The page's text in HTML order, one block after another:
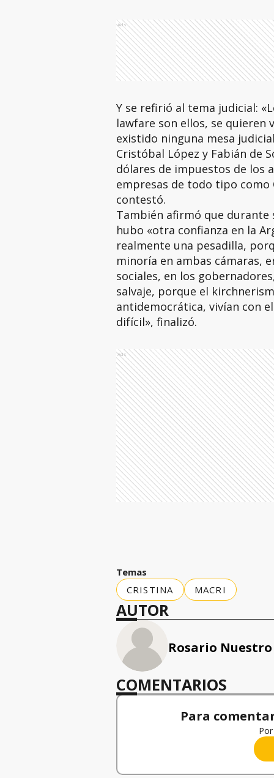
Ads
Y se refirió al tema judicial:
lawfare son ellos, se quieren
existido ninguna mesa
Cristóbal López y Fabián de
dólares de impuestos de los
empresas de todo tipo como
contestó.
También afirmó que durante
hubo «otra confianza en la
realmente una pesadilla,
minoría en ambas cámaras,
sociales, en los
salvaje, porque el
antidemocrática, vivían con
difícil», finalizó.
Ads
Temas
CRISTINA
MACRI
AUTOR
Rosario Nuestro
COMENTARIOS
Para